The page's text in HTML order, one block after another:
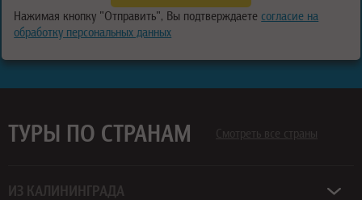
Нажимая кнопку "Отправить", Вы подтверждаете согласие на
обработку персональных данных
ТУРЫ ПО СТРАНАМ Смотреть все страны
ИЗ КАЛИНИНГРАДА